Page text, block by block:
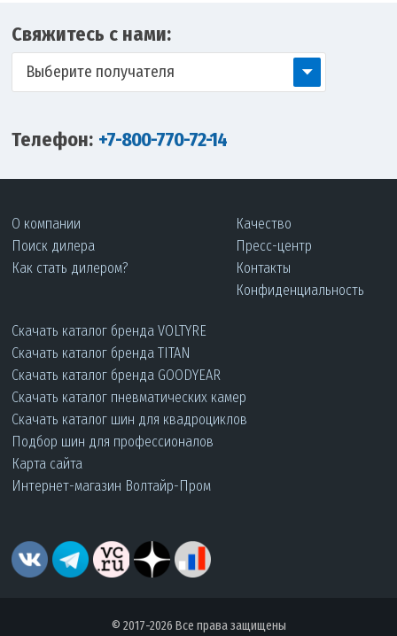
Свяжитесь с нами:
Выберите получателя
Телефон: +7-800-770-72-14
О компании
Поиск дилера
Как стать дилером?
Качество
Пресс-центр
Контакты
Конфиденциальность
Скачать каталог бренда VOLTYRE
Скачать каталог бренда TITAN
Скачать каталог бренда GOODYEAR
Скачать каталог пневматических камер
Скачать каталог шин для квадроциклов
Подбор шин для профессионалов
Карта сайта
Интернет-магазин Волтайр-Пром
© 2017-2026 Все права защищены